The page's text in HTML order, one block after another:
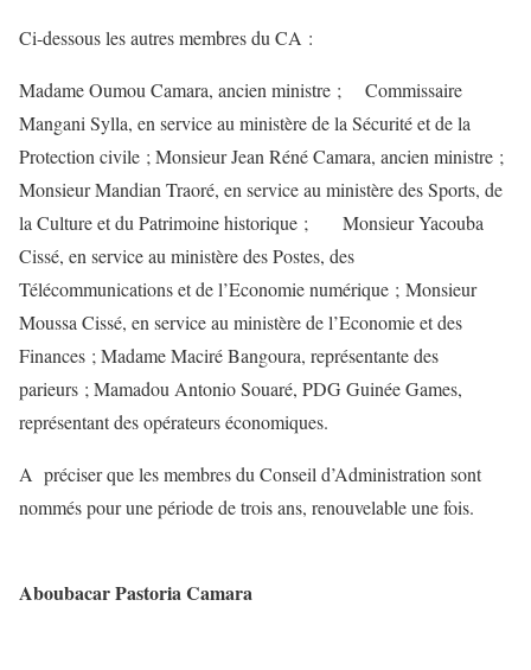
Ci-dessous les autres membres du CA :
Madame Oumou Camara, ancien ministre ; Commissaire
Mangani Sylla, en service au ministère de la Sécurité et de la
Protection civile ; Monsieur Jean Réné Camara, ancien ministre ;
Monsieur Mandian Traoré, en service au ministère des Sports, de
la Culture et du Patrimoine historique ; Monsieur Yacouba
Cissé, en service au ministère des Postes, des
Télécommunications et de l’Economie numérique ; Monsieur
Moussa Cissé, en service au ministère de l’Economie et des
Finances ; Madame Maciré Bangoura, représentante des
parieurs ; Mamadou Antonio Souaré, PDG Guinée Games,
représentant des opérateurs économiques.
A préciser que les membres du Conseil d’Administration sont
nommés pour une période de trois ans, renouvelable une fois.
Aboubacar Pastoria Camara